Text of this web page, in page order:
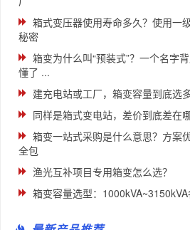
箱式变压器使用寿命多久？使用一
秘密
箱变为什么叫“预装式”？一个名字
懂了 ...
建充电站或工厂，箱变容量到底选
同样是箱式变电站，差价到底差在
箱变一站式采购是什么意思？方案
全包
渔光互补项目专用箱变怎么选？
箱变容量选型：